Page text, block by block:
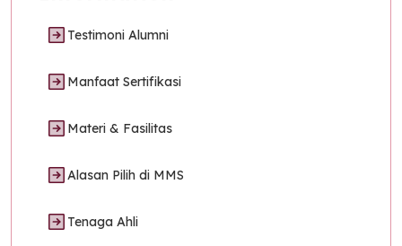
Testimoni Alumni
Manfaat Sertifikasi
Materi & Fasilitas
Alasan Pilih di MMS
Tenaga Ahli